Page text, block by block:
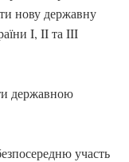
нову державну
I, II та III
державною
участь